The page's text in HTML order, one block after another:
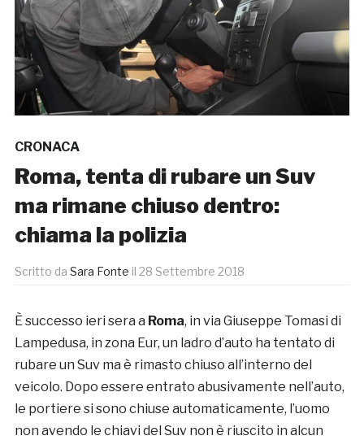
CRONACA
Roma, tenta di rubare un Suv
ma rimane chiuso dentro:
chiama la polizia
Scritto da Sara Fonte il 28 Settembre 2018
È successo ieri sera a Roma, in via Giuseppe Tomasi di
Lampedusa, in zona Eur, un ladro d’auto ha tentato di
rubare un Suv ma è rimasto chiuso all’interno del
veicolo. Dopo essere entrato abusivamente nell’auto,
le portiere si sono chiuse automaticamente, l’uomo
non avendo le chiavi del Suv non è riuscito in alcun